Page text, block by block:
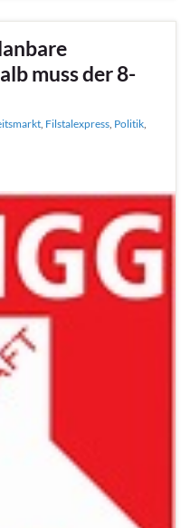
muss der 8-
Filstalexpress Politik